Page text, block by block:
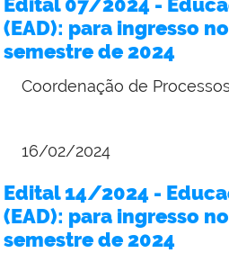
Edital 07/2024 -
(EAD): para ingresso
semestre de 2024
Coordenação de
16/02/2024
Edital 14/2024 -
(EAD): para ingresso
semestre de 2024